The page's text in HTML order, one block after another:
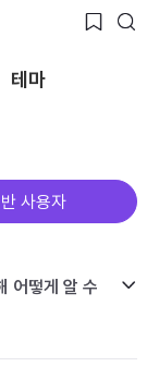
테마
사용자
어떻게 알 수